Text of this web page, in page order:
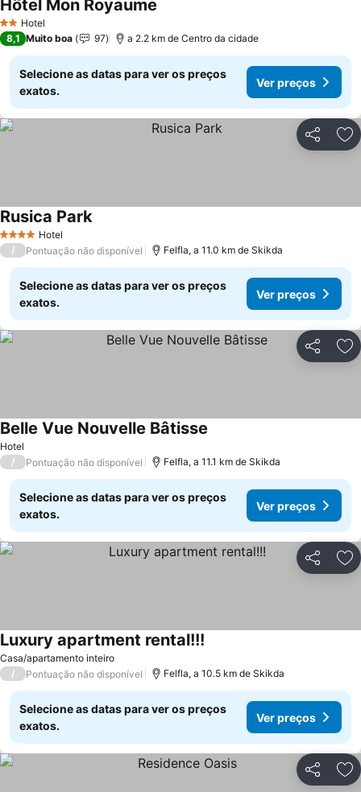
2 Estrelas
Hotel
Hôtel Mon Royaume
8,1 Muito boa 97 a 2.2 km de Centro da cidade
Selecione as datas para ver os preços
exatos.
Ver preços
Partilhar
4 EstrelasHotel
Rusica Park
/ Pontuação não disponível Felfla, a 11.0 km de Skikda
Selecione as datas para ver os preços
exatos.
Ver preços
Partilhar
Hotel
Belle Vue Nouvelle Bâtisse
/ Pontuação não disponível Felfla, a 11.1 km de Skikda
Selecione as datas para ver os preços
exatos.
Ver preços
Partilhar
Casa/apartamento inteiro
Luxury apartment rental!!!
/ Pontuação não disponível Felfla, a 10.5 km de Skikda
Selecione as datas para ver os preços
exatos.
Ver preços
Partilhar